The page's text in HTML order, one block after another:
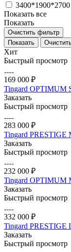
3400*1900*2700
Показать все
Показать
Очистить фильтр
Хит
Быстрый просмотр
169 000 ₽
Tingard OPTIMUM
Заказать
Быстрый просмотр
283 000 ₽
Tingard PRESTIGE
Заказать
Быстрый просмотр
232 000 ₽
Tingard OPTIMUM
Заказать
Быстрый просмотр
332 000 ₽
Tingard PRESTIGE
Заказать
Быстрый просмотр